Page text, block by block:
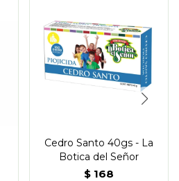
Cedro Santo 40gs - La
Botica del Señor
$ 168